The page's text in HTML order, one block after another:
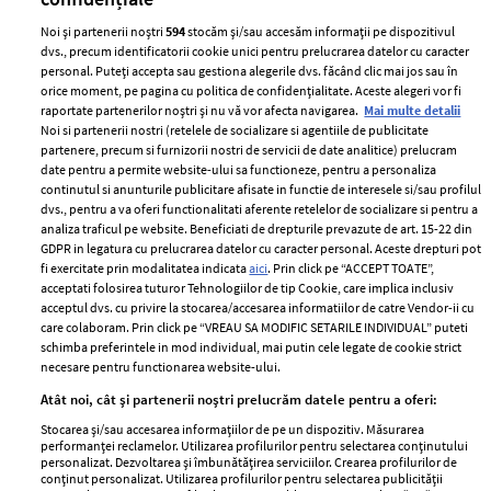
ELLE Style Awards
2024
Despre ELLE
Romania
Contact
Abonamente
Termeni si conditii
Politica de
confidențialitate
Politica de cookies
Publicitate
GSP
Unica
Baby
femei
Viva
Avantaje
Noi și partenerii noștri594stocăm și/sau accesăm informații pe dispozitivul
dvs., precum identificatorii cookie unici pentru prelucrarea datelor cu caracter
personal. Puteți accepta sau gestiona alegerile dvs. făcând clic mai jos sau în
orice moment, pe pagina cu politica de confidențialitate. Aceste alegeri vor fi
raportate partenerilor noștri și nu vă vor afecta navigarea. Mai multe detalii
Noi si partenerii nostri (retelele de socializare si agentiile de publicitate
partenere, precum si furnizorii nostri de servicii de date analitice) prelucram
date pentru a permite website-ului sa functioneze, pentru a personaliza
continutul si anunturile publicitare afisate in functie de interesele si/sau profilul
dvs., pentru a va oferi functionalitati aferente retelelor de socializare si pentru a
analiza traficul pe website. Beneficiati de drepturile prevazute de art. 15-22 din
GDPR in legatura cu prelucrarea datelor cu caracter personal. Aceste drepturi pot
fi exercitate prin modalitatea indicataaici. Prin click pe “ACCEPT TOATE”,
acceptati folosirea tuturor Tehnologiilor de tip Cookie, care implica inclusiv
acceptul dvs. cu privire la stocarea/accesarea informatiilor de catre Vendor-ii cu
care colaboram. Prin click pe “VREAU SA MODIFIC SETARILE INDIVIDUAL” puteti
schimba preferintele in mod individual, mai putin cele legate de cookie strict
necesare pentru functionarea website-ului.
Atât noi, cât și partenerii noștri prelucrăm datele pentru a oferi:
Stocarea și/sau accesarea informațiilor de pe un dispozitiv. Măsurarea
performanței reclamelor. Utilizarea profilurilor pentru selectarea conținutului
personalizat. Dezvoltarea și îmbunătățirea serviciilor. Crearea profilurilor de
conținut personalizat. Utilizarea profilurilor pentru selectarea publicității